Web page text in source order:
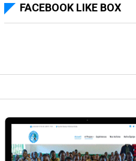
FACEBOOK LIKE BOX